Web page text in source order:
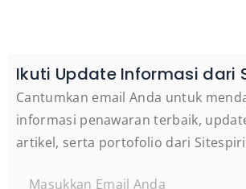
Ikuti Update Informasi dari
Cantumkan email Anda untuk
informasi penawaran terbaik,
artikel, serta portofolio dari